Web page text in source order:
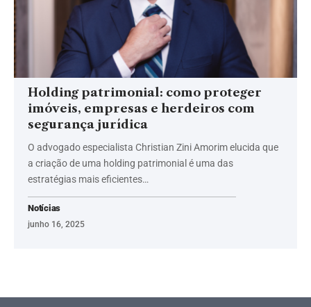
Holding patrimonial: como proteger
imóveis, empresas e herdeiros com
segurança jurídica
O advogado especialista Christian Zini Amorim elucida que
a criação de uma holding patrimonial é uma das
estratégias mais eficientes…
Notícias
junho 16, 2025